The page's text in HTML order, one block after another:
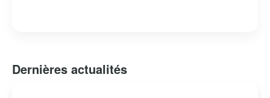
Dernières actualités